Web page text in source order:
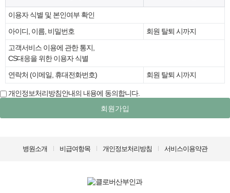
이용자 식별 및 본인여부 확인
아이디, 이름, 비밀번호
회원 탈퇴 시까지
고객서비스 이용에 관한 통지,
CS대응을 위한 이용자 식별
연락처 (이메일, 휴대전화번호)
회원 탈퇴 시까지
개인정보처리방침안내의 내용에 동의합니다.
회원가입
병원소개 비급여항목 개인정보처리방침 서비스이용약관